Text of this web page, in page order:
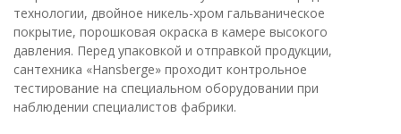
технологии, двойное никель-хром гальваническое
покрытие, порошковая окраска в камере высокого
давления. Перед упаковкой и отправкой продукции,
сантехника «Hansberge» проходит контрольное
тестирование на специальном оборудовании при
наблюдении специалистов фабрики.